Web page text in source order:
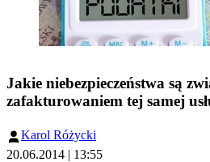
Jakie niebezpieczeństwa są
zafakturowaniem tej samej
Karol Różycki
20.06.2014 | 13:55